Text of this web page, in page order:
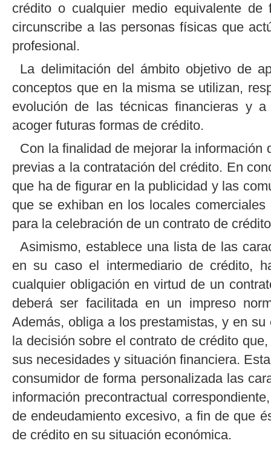
crédito o cualquier medio equivalente de
circunscribe a las personas físicas que
profesional.
La delimitación del ámbito objetivo de
conceptos que en la misma se utilizan,
evolución de las técnicas financieras y
acoger futuras formas de crédito.
Con la finalidad de mejorar la
previas a la contratación del crédito. En
que ha de figurar en la publicidad y las
que se exhiban en los locales
para la celebración de un contrato de
Asimismo, establece una lista de las
en su caso el intermediario de crédito,
cualquier obligación en virtud de un
deberá ser facilitada en un impreso
Además, obliga a los prestamistas, y en
la decisión sobre el contrato de crédito
sus necesidades y situación financiera.
consumidor de forma personalizada las
información precontractual
de endeudamiento excesivo, a fin de que
de crédito en su situación económica.